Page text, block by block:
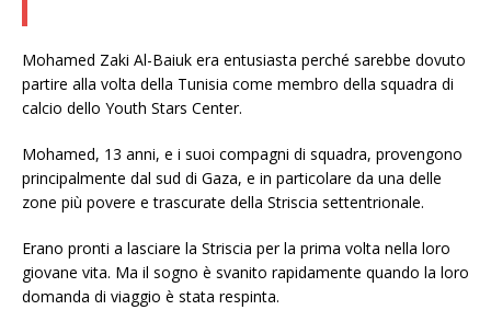
Mohamed Zaki Al-Baiuk era entusiasta perché sarebbe dovuto
partire alla volta della Tunisia come membro della squadra di
calcio dello Youth Stars Center.
Mohamed, 13 anni, e i suoi compagni di squadra, provengono
principalmente dal sud di Gaza, e in particolare da una delle
zone più povere e trascurate della Striscia settentrionale.
Erano pronti a lasciare la Striscia per la prima volta nella loro
giovane vita. Ma il sogno è svanito rapidamente quando la loro
domanda di viaggio è stata respinta.